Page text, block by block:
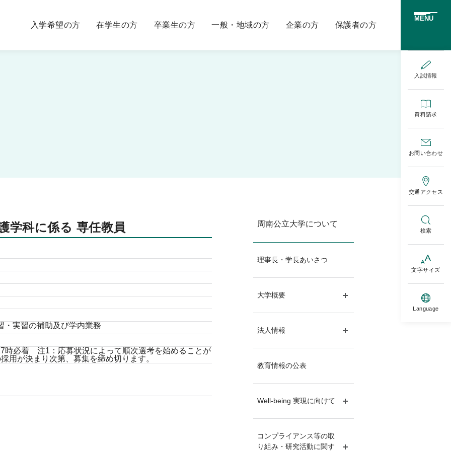
入学希望の方 在学生の方 卒業生の方 一般・地域の方 企業の方 保護者の方
MENU
入試情報
資料請求
お問い合わせ
交通アクセス
検索
文字サイズ
Language
学科に係る 専任教員
・実習の補助及び学内業務
時必着 注1：応募状況によって順次選考を始めることが
用が決まり次第、募集を締め切ります。
周南公立大学について
理事長・学長あいさつ
大学概要
法人情報
教育情報の公表
Well-being 実現に向けて
コンプライアンス等の取
り組み・研究活動に関す